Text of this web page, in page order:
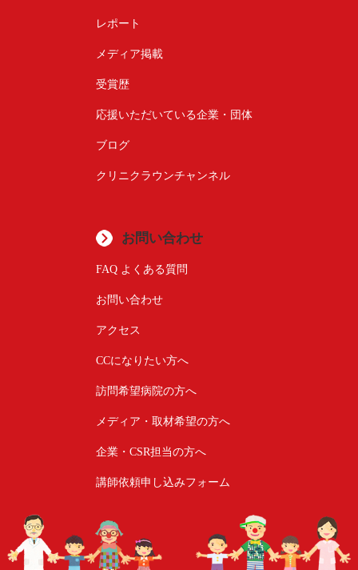
レポート
メディア掲載
受賞歴
応援いただいている企業・団体
ブログ
クリニクラウンチャンネル
お問い合わせ
FAQ よくある質問
お問い合わせ
アクセス
CCになりたい方へ
訪問希望病院の方へ
メディア・取材希望の方へ
企業・CSR担当の方へ
講師依頼申し込みフォーム